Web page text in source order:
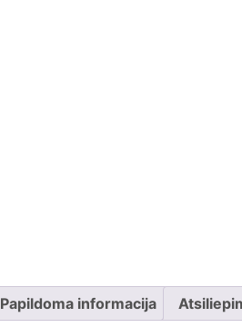
Papildoma informacija